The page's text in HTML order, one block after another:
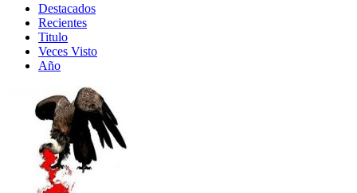
Destacados
Recientes
Titulo
Veces Visto
Año